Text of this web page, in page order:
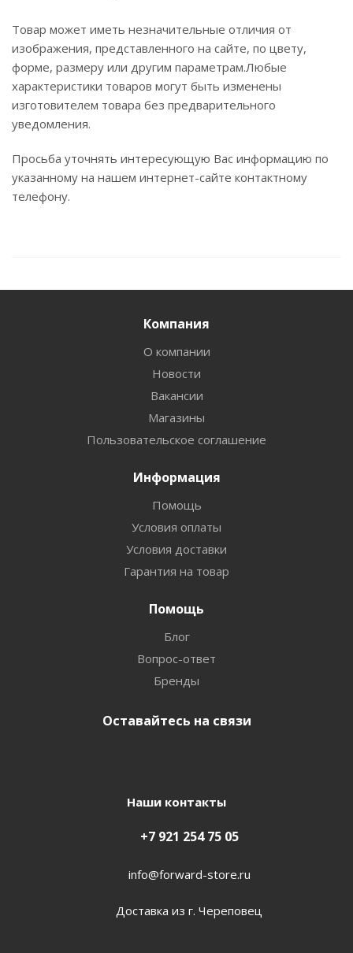
Товар может иметь незначительные отличия от
изображения, представленного на сайте, по цвету,
форме, размеру или другим параметрам.Любые
характеристики товаров могут быть изменены
изготовителем товара без предварительного
уведомления.
Просьба уточнять интересующую Вас информацию по
указанному на нашем интернет-сайте контактному
телефону.
Компания
О компании
Новости
Вакансии
Магазины
Пользовательское соглашение
Информация
Помощь
Условия оплаты
Условия доставки
Гарантия на товар
Помощь
Блог
Вопрос-ответ
Бренды
Оставайтесь на связи
Наши контакты
+7 921 254 75 05
info@forward-store.ru
Доставка из г. Череповец